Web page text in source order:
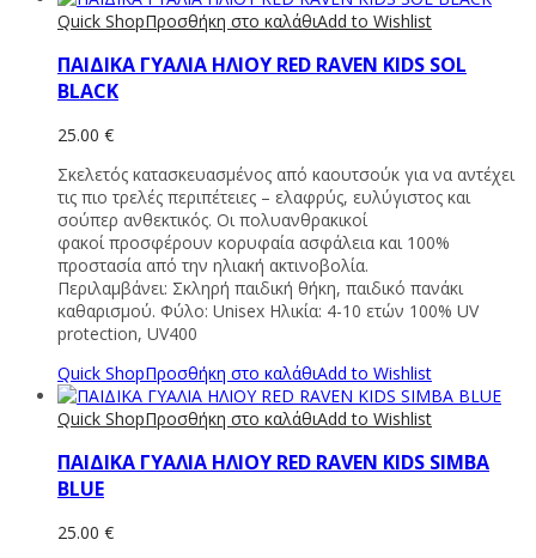
Quick ShopΠροσθήκη στο καλάθιAdd to Wishlist
ΠΑΙΔΙΚΑ ΓΥΑΛΙΑ ΗΛΙΟΥ RED RAVEN KIDS SOL
BLACK
25.00 €
Σκελετός κατασκευασμένος από καουτσούκ για να αντέχει
τις πιο τρελές περιπέτειες – ελαφρύς, ευλύγιστος και
σούπερ ανθεκτικός. Οι πολυανθρακικοί
φακοί προσφέρουν κορυφαία ασφάλεια και 100%
προστασία από την ηλιακή ακτινοβολία.
Περιλαμβάνει: Σκληρή παιδική θήκη, παιδικό πανάκι
καθαρισμού. Φύλο: Unisex Ηλικία: 4-10 ετών 100% UV
protection, UV400
Quick ShopΠροσθήκη στο καλάθιAdd to Wishlist
Quick ShopΠροσθήκη στο καλάθιAdd to Wishlist
ΠΑΙΔΙΚΑ ΓΥΑΛΙΑ ΗΛΙΟΥ RED RAVEN KIDS SIMBA
BLUE
25.00 €